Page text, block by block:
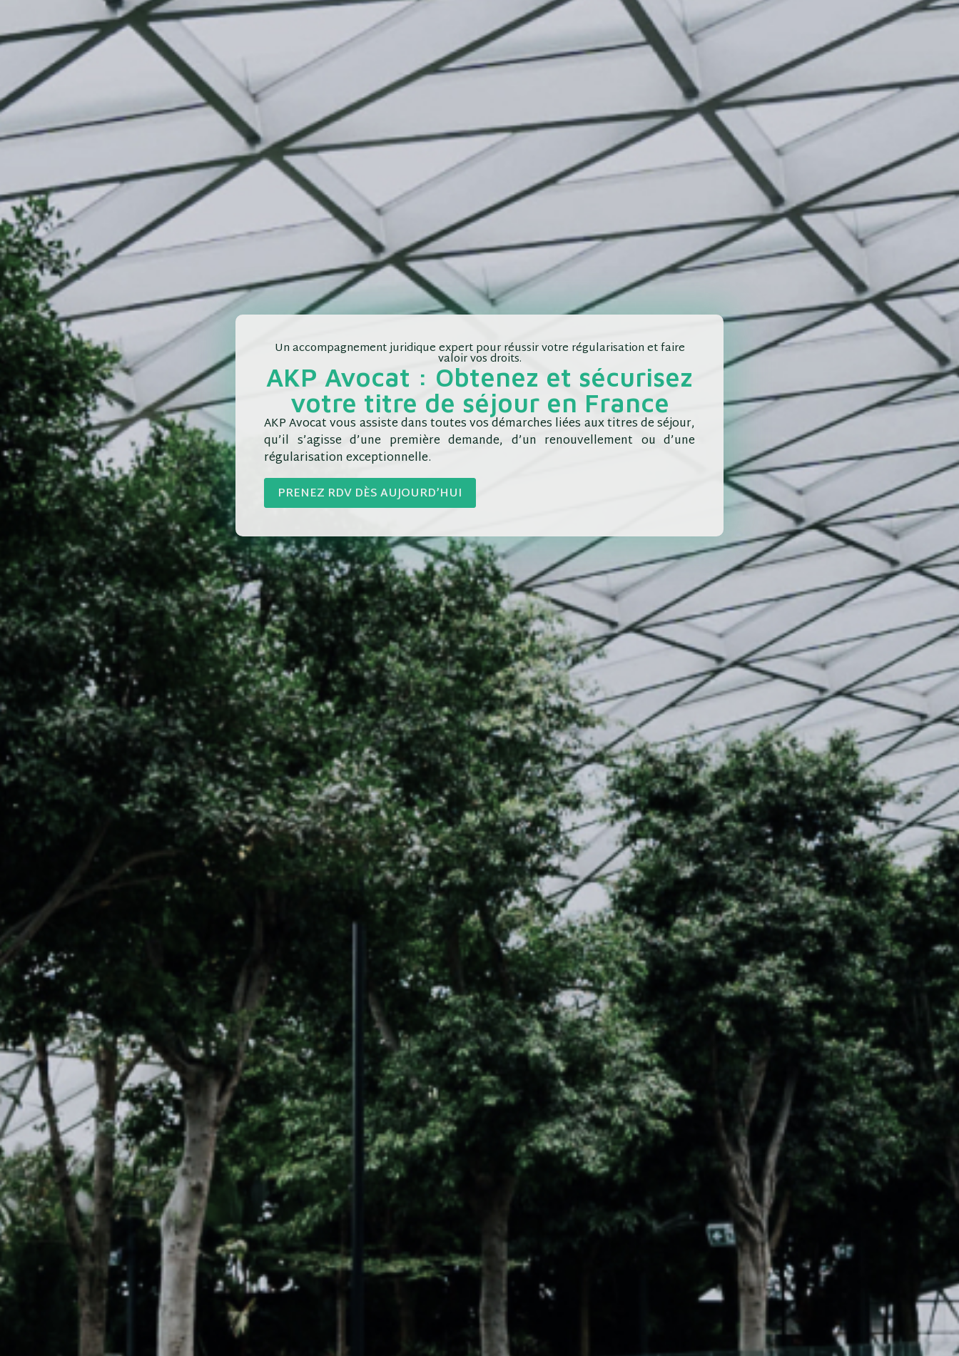
Un accompagnement juridique expert pour réussir votre régularisation et faire
valoir vos droits.
AKP Avocat : Obtenez et sécurisez
votre titre de séjour en France
AKP Avocat vous assiste dans toutes vos démarches liées aux titres de séjour,
qu’il s’agisse d’une première demande, d’un renouvellement ou d’une
régularisation exceptionnelle.
PRENEZ RDV DÈS AUJOURD’HUI